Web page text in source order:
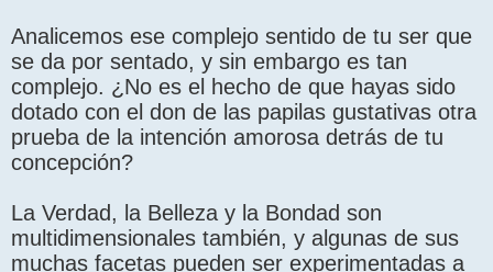
Analicemos ese complejo sentido de tu ser que
se da por sentado, y sin embargo es tan
complejo. ¿No es el hecho de que hayas sido
dotado con el don de las papilas gustativas otra
prueba de la intención amorosa detrás de tu
concepción?
La Verdad, la Belleza y la Bondad son
multidimensionales también, y algunas de sus
muchas facetas pueden ser experimentadas a